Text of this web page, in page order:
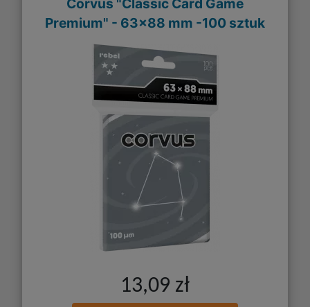
Corvus "Classic Card Game
Premium" - 63x88 mm -100 sztuk
13,09 zł